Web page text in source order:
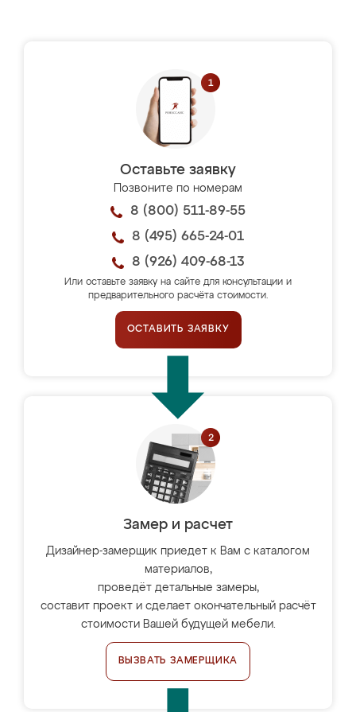
Оставьте заявку
Позвоните по номерам
8 (800) 511-89-55
8 (495) 665-24-01
8 (926) 409-68-13
Или оставьте заявку на сайте для консультации и
предварительного расчёта стоимости.
ОСТАВИТЬ ЗАЯВКУ
Замер и расчет
Дизайнер-замерщик приедет к Вам с каталогом
материалов,
проведёт детальные замеры,
составит проект и сделает окончательный расчёт
стоимости Вашей будущей мебели.
ВЫЗВАТЬ ЗАМЕРЩИКА